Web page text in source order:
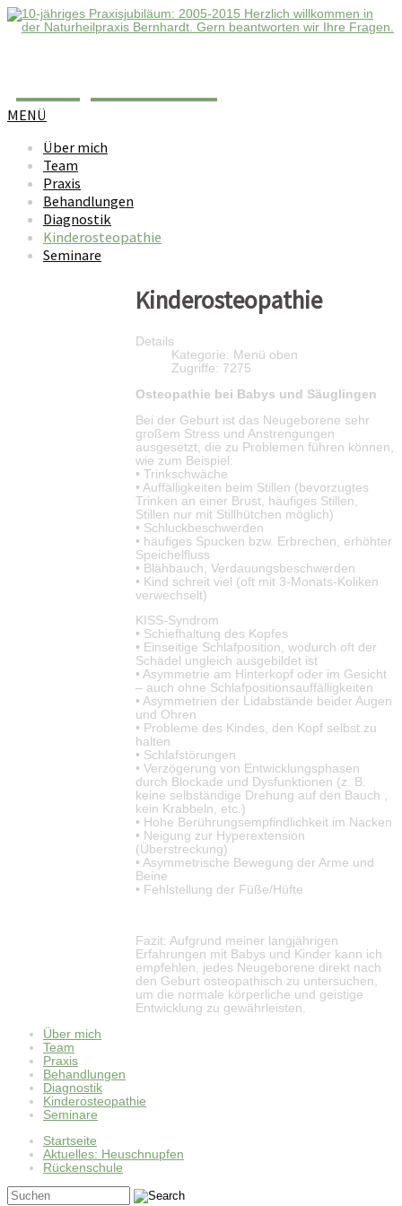
MENÜ
Über mich
Team
Praxis
Behandlungen
Diagnostik
Kinderosteopathie
Seminare
Kinderosteopathie
Details
Kategorie: Menü oben
Zugriffe: 7275
Osteopathie bei Babys und Säuglingen
Bei der Geburt ist das Neugeborene sehr
großem Stress und Anstrengungen
ausgesetzt, die zu Problemen führen können,
wie zum Beispiel:
• Trinkschwäche
• Auffälligkeiten beim Stillen (bevorzugtes
Trinken an einer Brust, häufiges Stillen,
Stillen nur mit Stillhütchen möglich)
• Schluckbeschwerden
• häufiges Spucken bzw. Erbrechen, erhöhter
Speichelfluss
• Blähbauch, Verdauungsbeschwerden
• Kind schreit viel (oft mit 3-Monats-Koliken
verwechselt)
KISS-Syndrom
• Schiefhaltung des Kopfes
• Einseitige Schlafposition, wodurch oft der
Schädel ungleich ausgebildet ist
• Asymmetrie am Hinterkopf oder im Gesicht
– auch ohne Schlafpositionsauffälligkeiten
• Asymmetrien der Lidabstände beider Augen
und Ohren
• Probleme des Kindes, den Kopf selbst zu
halten
• Schlafstörungen
• Verzögerung von Entwicklungsphasen
durch Blockade und Dysfunktionen (z. B.
keine selbständige Drehung auf den Bauch ,
kein Krabbeln, etc.)
• Hohe Berührungsempfindlichkeit im Nacken
• Neigung zur Hyperextension
(Überstreckung)
• Asymmetrische Bewegung der Arme und
Beine
• Fehlstellung der Füße/Hüfte
Fazit: Aufgrund meiner langjährigen
Erfahrungen mit Babys und Kinder kann ich
empfehlen, jedes Neugeborene direkt nach
den Geburt osteopathisch zu untersuchen,
um die normale körperliche und geistige
Entwicklung zu gewährleisten.
Über mich
Team
Praxis
Behandlungen
Diagnostik
Kinderosteopathie
Seminare
Startseite
Aktuelles: Heuschnupfen
Rückenschule